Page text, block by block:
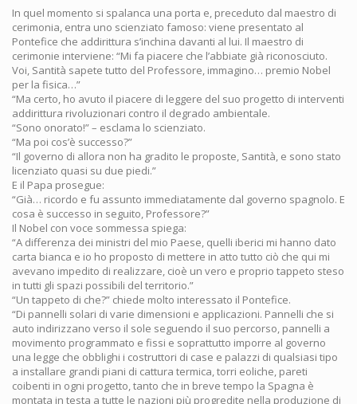
In quel momento si spalanca una porta e, preceduto dal maestro di
cerimonia, entra uno scienziato famoso: viene presentato al
Pontefice che addirittura s’inchina davanti al lui. Il maestro di
cerimonie interviene: “Mi fa piacere che l’abbiate già riconosciuto.
Voi, Santità sapete tutto del Professore, immagino… premio Nobel
per la fisica…”
“Ma certo, ho avuto il piacere di leggere del suo progetto di interventi
addirittura rivoluzionari contro il degrado ambientale.
“Sono onorato!” – esclama lo scienziato.
“Ma poi cos’è successo?”
“Il governo di allora non ha gradito le proposte, Santità, e sono stato
licenziato quasi su due piedi.”
E il Papa prosegue:
“Già… ricordo e fu assunto immediatamente dal governo spagnolo. E
cosa è successo in seguito, Professore?”
Il Nobel con voce sommessa spiega:
“A differenza dei ministri del mio Paese, quelli iberici mi hanno dato
carta bianca e io ho proposto di mettere in atto tutto ciò che qui mi
avevano impedito di realizzare, cioè un vero e proprio tappeto steso
in tutti gli spazi possibili del territorio.”
“Un tappeto di che?” chiede molto interessato il Pontefice.
“Di pannelli solari di varie dimensioni e applicazioni. Pannelli che si
auto indirizzano verso il sole seguendo il suo percorso, pannelli a
movimento programmato e fissi e soprattutto imporre al governo
una legge che obblighi i costruttori di case e palazzi di qualsiasi tipo
a installare grandi piani di cattura termica, torri eoliche, pareti
coibenti in ogni progetto, tanto che in breve tempo la Spagna è
montata in testa a tutte le nazioni più progredite nella produzione di